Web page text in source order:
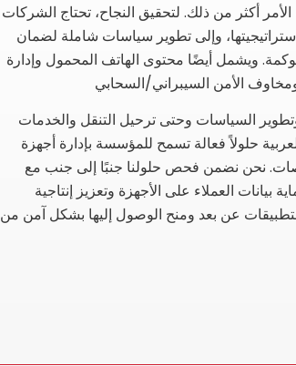
الأمر أكثر من ذلك. لتحقيق النجاح، تحتاج الشركات
وإلى تطوير سياسات شاملة لضمان
ويشمل أيضًا محتوى الهاتف المحمول وإدارة
السياسات وحتى ترحيل التنقل والخدمات
حلولاً فعالة تسمح للمؤسسة بإدارة أجهزة
نحن نضمن فحص حلولنا جنبًا إلى جنب مع
بيانات العملاء على الأجهزة وتعزيز إنتاجية
عن بعد ومنح الوصول إليها بشكل آمن من